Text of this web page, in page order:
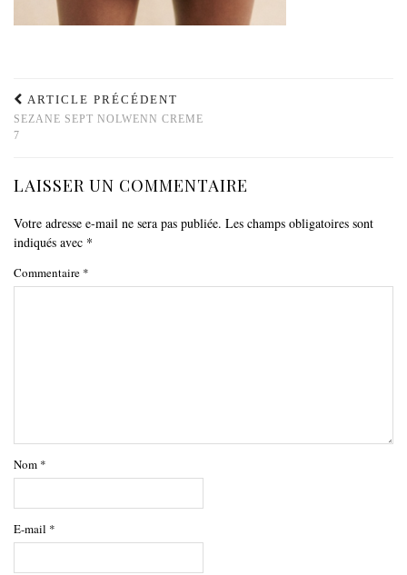
ARTICLE PRÉCÉDENT
SEZANE SEPT NOLWENN CREME
7
LAISSER UN COMMENTAIRE
Votre adresse e-mail ne sera pas publiée. Les champs obligatoires sont
indiqués avec *
Commentaire *
Nom *
E-mail *